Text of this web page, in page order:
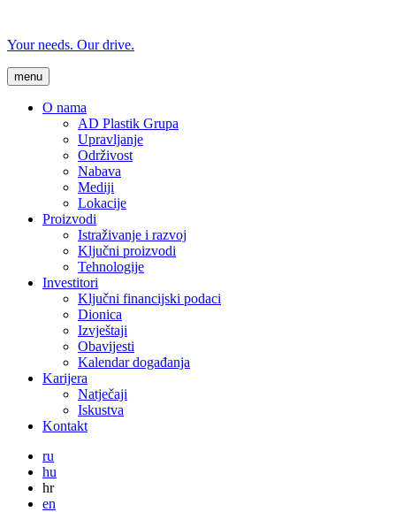
Your needs. Our drive.
menu
O nama
AD Plastik Grupa
Upravljanje
Održivost
Nabava
Mediji
Lokacije
Proizvodi
Istraživanje i razvoj
Ključni proizvodi
Tehnologije
Investitori
Ključni financijski podaci
Dionica
Izvještaji
Obavijesti
Kalendar događanja
Karijera
Natječaji
Iskustva
Kontakt
ru
hu
hr
en